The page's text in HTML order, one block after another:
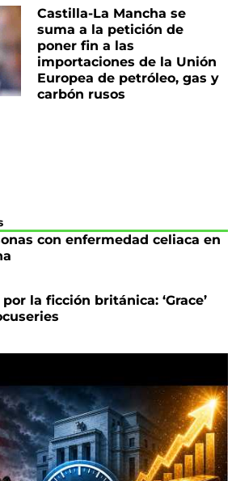
Castilla-La Mancha se
suma a la petición de
poner fin a las
importaciones de la Unión
Europea de petróleo, gas y
carbón rusos
con enfermedad celiaca en
la ficción británica: ‘Grace’